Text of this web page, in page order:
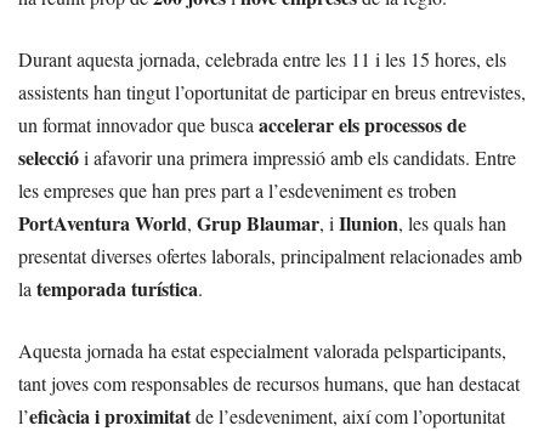
Durant aquesta jornada, celebrada entre les 11 i les 15 hores, els
assistents han tingut l’oportunitat de participar en breus entrevistes,
un format innovador que busca accelerar els processos de
selecciói afavorir una primera impressió amb els candidats. Entre
les empreses que han pres part a l’esdeveniment es troben
PortAventura World, Grup Blaumar, i Ilunion, les quals han
presentat diverses ofertes laborals, principalment relacionades amb
la temporada turística.
Aquesta jornada ha estat especialment valorada pelsparticipants,
tant joves com responsables de recursos humans, que han destacat
l’eficàcia i proximitatde l’esdeveniment, així com l’oportunitat